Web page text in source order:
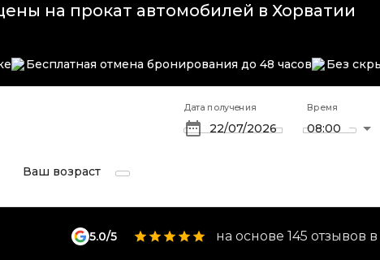
на прокат автомобилей в Хорватии
Бесплатная отмена бронирования до 48 часов Без
Ваш возраст
Дата получения Время
5.0/5 на основе 145 отзывов